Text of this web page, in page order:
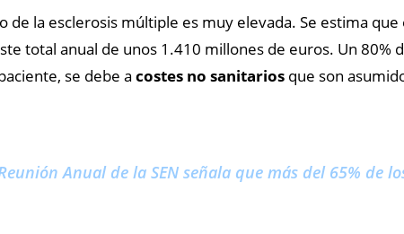
de la esclerosis múltiple es muy elevada. Se estima que
total anual de unos 1.410 millones de euros. Un 80%
se debe a costes no sanitarios que son
Anual de la SEN señala que más del 65% de